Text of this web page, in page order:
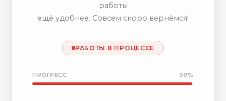
работы
ещё удобнее. Совсем скоро вернёмся!
РАБОТЫ В ПРОЦЕССЕ
ПРОГРЕСС 99%